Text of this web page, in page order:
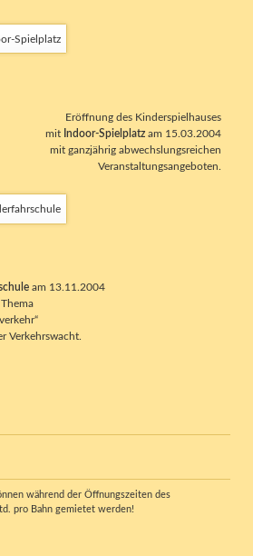
Eröffnung des Kinderspielhauses
mit Indoor-Spielplatz am 15.03.2004
mit ganzjährig abwechslungsreichen
Veranstaltungsangeboten.
am 13.11.2004
Verkehrswacht.
während der Öffnungszeiten des
pro Bahn gemietet werden!